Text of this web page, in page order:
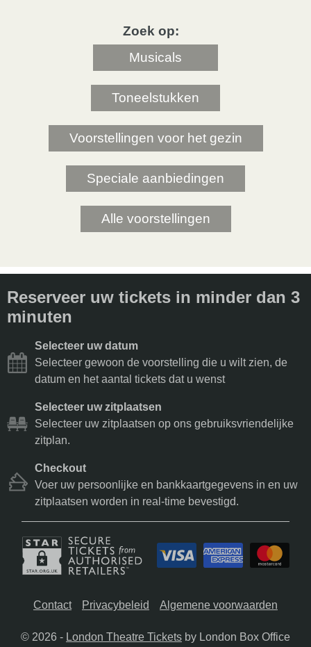
Zoek op:
Musicals
Toneelstukken
Voorstellingen voor het gezin
Speciale aanbiedingen
Alle voorstellingen
Reserveer uw tickets in minder dan 3
minuten
Selecteer uw datum
Selecteer gewoon de voorstelling die u wilt zien, de
datum en het aantal tickets dat u wenst
Selecteer uw zitplaatsen
Selecteer uw zitplaatsen op ons gebruiksvriendelijke
zitplan.
Checkout
Voer uw persoonlijke en bankkaartgegevens in en uw
zitplaatsen worden in real-time bevestigd.
Contact Privacybeleid Algemene voorwaarden
© 2026 - London Theatre Tickets by London Box Office